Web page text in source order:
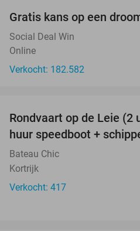
Gratis kans op een
Social Deal Win
Online
Verkocht: 182.582
Rondvaart op de Leie (2
huur speedboot +
Bateau Chic
Kortrijk
Verkocht: 417